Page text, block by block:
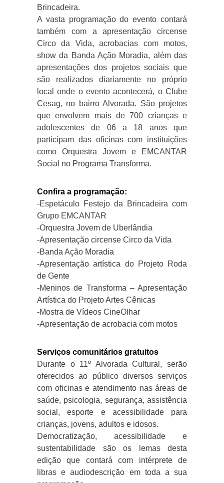
Brincadeira.
A vasta programação do evento contará
também com a apresentação circense
Circo da Vida, acrobacias com motos,
show da Banda Ação Moradia, além das
apresentações dos projetos sociais que
são realizados diariamente no próprio
local onde o evento acontecerá, o Clube
Cesag, no bairro Alvorada. São projetos
que envolvem mais de 700 crianças e
adolescentes de 06 a 18 anos que
participam das oficinas com instituições
como Orquestra Jovem e EMCANTAR
Social no Programa Transforma.
Confira a programação:
-Espetáculo Festejo da Brincadeira com
Grupo EMCANTAR
-Orquestra Jovem de Uberlândia
-Apresentação circense Circo da Vida
-Banda Ação Moradia
-Apresentação artística do Projeto Roda
de Gente
-Meninos de Transforma – Apresentação
Artística do Projeto Artes Cênicas
-Mostra de Vídeos CineOlhar
-Apresentação de acrobacia com motos
Serviços comunitários gratuitos
Durante o 11º Alvorada Cultural, serão
oferecidos ao público diversos serviços
com oficinas e atendimento nas áreas de
saúde, psicologia, segurança, assistência
social, esporte e acessibilidade para
crianças, jovens, adultos e idosos.
Democratização, acessibilidade e
sustentabilidade são os lemas desta
edição que contará com intérprete de
libras e audiodescrição em toda a sua